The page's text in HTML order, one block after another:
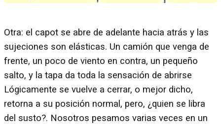
Otra: el capot se abre de adelante hacia atrás y las
sujeciones son elásticas. Un camión que venga de
frente, un poco de viento en contra, un pequeño
salto, y la tapa da toda la sensación de abrirse
Lógicamente se vuelve a cerrar, o mejor dicho,
retorna a su posición normal, pero, ¿quien se libra
del susto?. Nosotros pesamos varias veces en un